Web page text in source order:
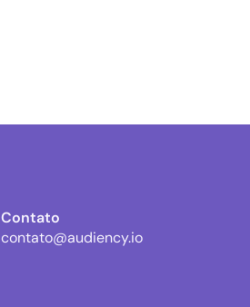
Contato
contato@audiency.io